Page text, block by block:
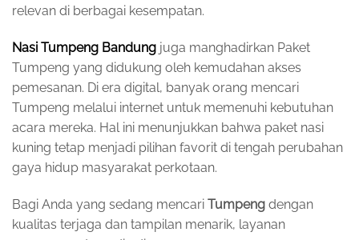
relevan di berbagai kesempatan.
Nasi Tumpeng Bandung juga manghadirkan Paket
Tumpeng yang didukung oleh kemudahan akses
pemesanan. Di era digital, banyak orang mencari
Tumpeng melalui internet untuk memenuhi kebutuhan
acara mereka. Hal ini menunjukkan bahwa paket nasi
kuning tetap menjadi pilihan favorit di tengah perubahan
gaya hidup masyarakat perkotaan.
Bagi Anda yang sedang mencari Tumpeng dengan
kualitas terjaga dan tampilan menarik, layanan